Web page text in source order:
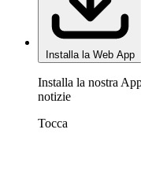
Installa la Web App
Installa la nostra
notizie
Tocca